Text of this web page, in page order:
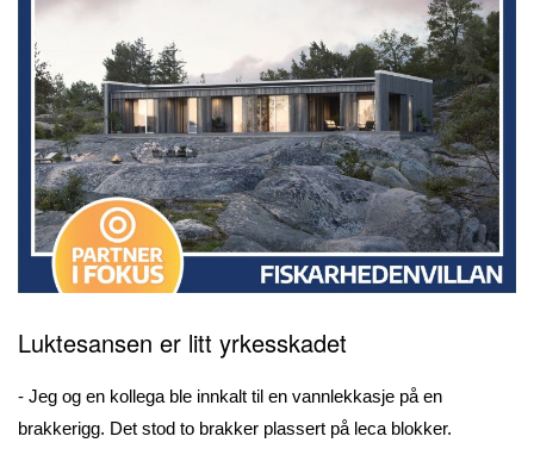
Luktesansen er litt yrkesskadet
- Jeg og en kollega ble innkalt til en vannlekkasje på en
brakkerigg. Det stod to brakker plassert på leca blokker.